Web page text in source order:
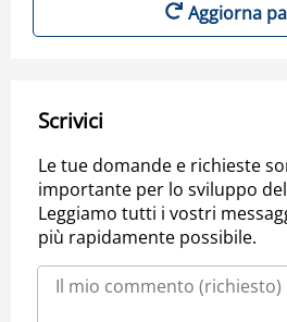
Aggiorna
Scrivici
Le tue domande e richieste
importante per lo sviluppo
Leggiamo tutti i vostri
più rapidamente possibile.